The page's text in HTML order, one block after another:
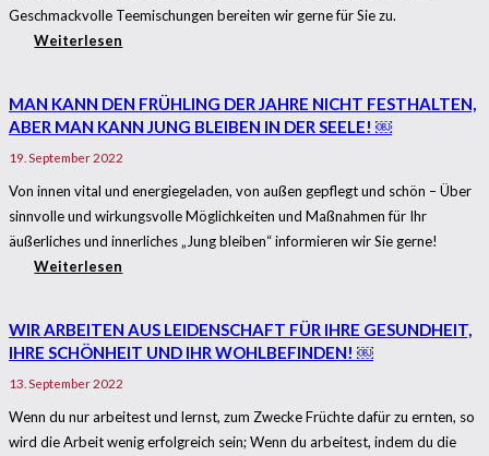
Geschmackvolle Teemischungen bereiten wir gerne für Sie zu.
Weiterlesen
MAN KANN DEN FRÜHLING DER JAHRE NICHT FESTHALTEN,
ABER MAN KANN JUNG BLEIBEN IN DER SEELE! ￼
19. September 2022
Von innen vital und energiegeladen, von außen gepflegt und schön – Über
sinnvolle und wirkungsvolle Möglichkeiten und Maßnahmen für Ihr
äußerliches und innerliches „Jung bleiben“ informieren wir Sie gerne!
Weiterlesen
WIR ARBEITEN AUS LEIDENSCHAFT FÜR IHRE GESUNDHEIT,
IHRE SCHÖNHEIT UND IHR WOHLBEFINDEN! ￼
13. September 2022
Wenn du nur arbeitest und lernst, zum Zwecke Früchte dafür zu ernten, so
wird die Arbeit wenig erfolgreich sein; Wenn du arbeitest, indem du die